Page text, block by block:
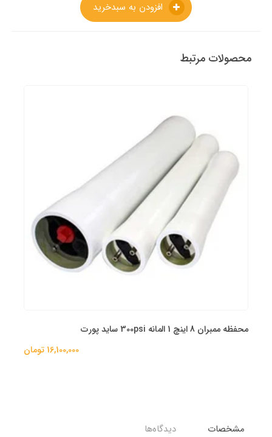
محصولات مرتبط
محفظه ممبران 8 اینچ 1 المانه 300psi ساید پورت
16,100,000 تومان
مشخصات دیدگاه‌ها